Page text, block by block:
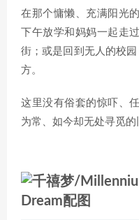
在那个慵懒、充满阳光
下午放学和妈妈一起走
街；或是回到无人的校
方。
这里没有俗套的惊吓、
为常、如今却无处寻觅的